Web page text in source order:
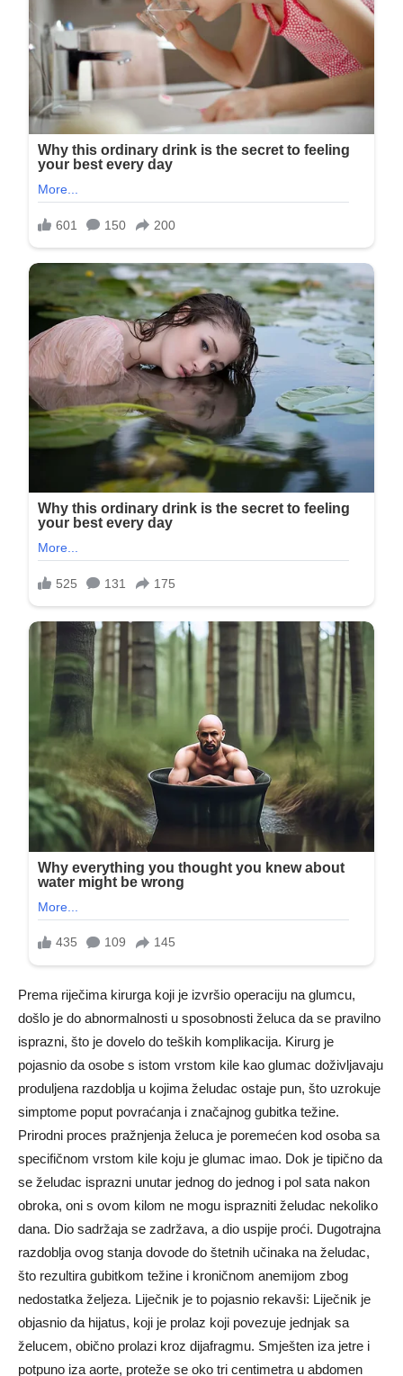
Prema riječima kirurga koji je izvršio operaciju na glumcu,
došlo je do abnormalnosti u sposobnosti želuca da se pravilno
isprazni, što je dovelo do teških komplikacija. Kirurg je
pojasnio da osobe s istom vrstom kile kao glumac doživljavaju
produljena razdoblja u kojima želudac ostaje pun, što uzrokuje
simptome poput povraćanja i značajnog gubitka težine.
Prirodni proces pražnjenja želuca je poremećen kod osoba sa
specifičnom vrstom kile koju je glumac imao. Dok je tipično da
se želudac isprazni unutar jednog do jednog i pol sata nakon
obroka, oni s ovom kilom ne mogu isprazniti želudac nekoliko
dana. Dio sadržaja se zadržava, a dio uspije proći. Dugotrajna
razdoblja ovog stanja dovode do štetnih učinaka na želudac,
što rezultira gubitkom težine i kroničnom anemijom zbog
nedostatka željeza. Liječnik je to pojasnio rekavši: Liječnik je
objasnio da hijatus, koji je prolaz koji povezuje jednjak sa
želucem, obično prolazi kroz dijafragmu. Smješten iza jetre i
potpuno iza aorte, proteže se oko tri centimetra u abdomen